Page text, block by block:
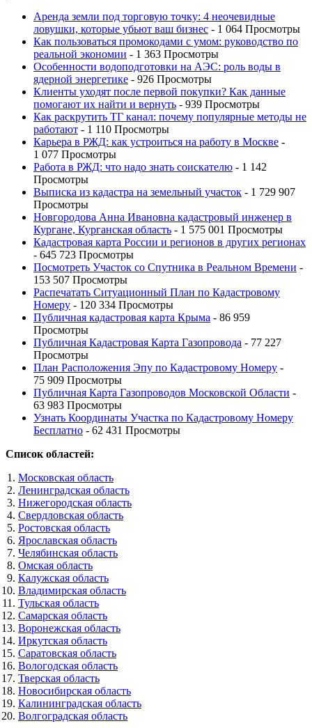
Аренда земли под торговую точку: 4 неочевидные
ловушки, которые убьют ваш бизнес - 1 064 Просмотры
Как пользоваться промокодами с умом: руководство по
реальной экономии - 1 363 Просмотры
Особенности водоподготовки на АЭС: роль воды в
ядерной энергетике - 926 Просмотры
Клиенты уходят после первой покупки? Как данные
помогают их найти и вернуть - 939 Просмотры
Как раскрутить ТГ канал: почему популярные методы не
работают - 1 110 Просмотры
Карьера в РЖД: как устроиться на работу в Москве -
1 077 Просмотры
Работа в РЖД: что надо знать соискателю - 1 142
Просмотры
Выписка из кадастра на земельный участок - 1 729 907
Просмотры
Новгородова Анна Ивановна кадастровый инженер в
Кургане, Курганская область - 1 575 001 Просмотры
Кадастровая карта России и регионов в других регионах
- 645 723 Просмотры
Посмотреть Участок со Спутника в Реальном Времени -
153 507 Просмотры
Распечатать Ситуационный План по Кадастровому
Номеру - 120 334 Просмотры
Публичная кадастровая карта Крыма - 86 959
Просмотры
Публичная Кадастровая Карта Газопровода - 77 227
Просмотры
План Расположения Эпу по Кадастровому Номеру -
75 909 Просмотры
Публичная Карта Газопроводов Московской Области -
63 983 Просмотры
Узнать Координаты Участка по Кадастровому Номеру
Бесплатно - 62 431 Просмотры
Список областей:
Московская область
Ленинградская область
Нижегородская область
Свердловская область
Ростовская область
Ярославская область
Челябинская область
Омская область
Калужская область
Владимирская область
Тульская область
Самарская область
Воронежская область
Иркутская область
Саратовская область
Вологодская область
Тверская область
Новосибирская область
Калининградская область
Волгоградская область